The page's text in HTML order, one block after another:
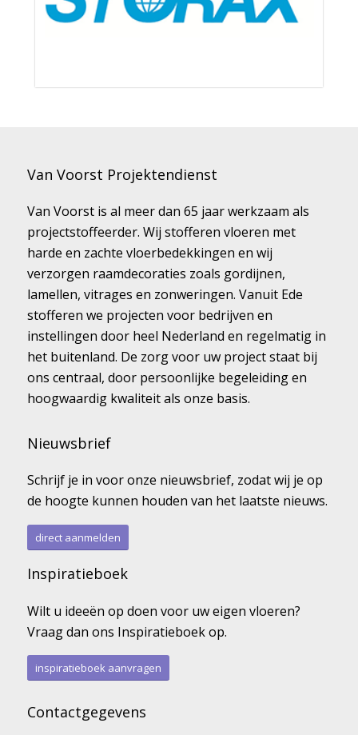
Van Voorst Projektendienst
Van Voorst is al meer dan 65 jaar werkzaam als
projectstoffeerder. Wij stofferen vloeren met
harde en zachte vloerbedekkingen en wij
verzorgen raamdecoraties zoals gordijnen,
lamellen, vitrages en zonweringen. Vanuit Ede
stofferen we projecten voor bedrijven en
instellingen door heel Nederland en regelmatig in
het buitenland. De zorg voor uw project staat bij
ons centraal, door persoonlijke begeleiding en
hoogwaardig kwaliteit als onze basis.
Nieuwsbrief
Schrijf je in voor onze nieuwsbrief, zodat wij je op
de hoogte kunnen houden van het laatste nieuws.
direct aanmelden
Inspiratieboek
Wilt u ideeën op doen voor uw eigen vloeren?
Vraag dan ons Inspiratieboek op.
inspiratieboek aanvragen
Contactgegevens